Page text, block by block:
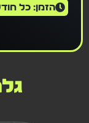
הזמן: כל